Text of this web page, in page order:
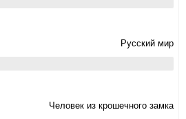
Русский мир
Человек из крошечного замка